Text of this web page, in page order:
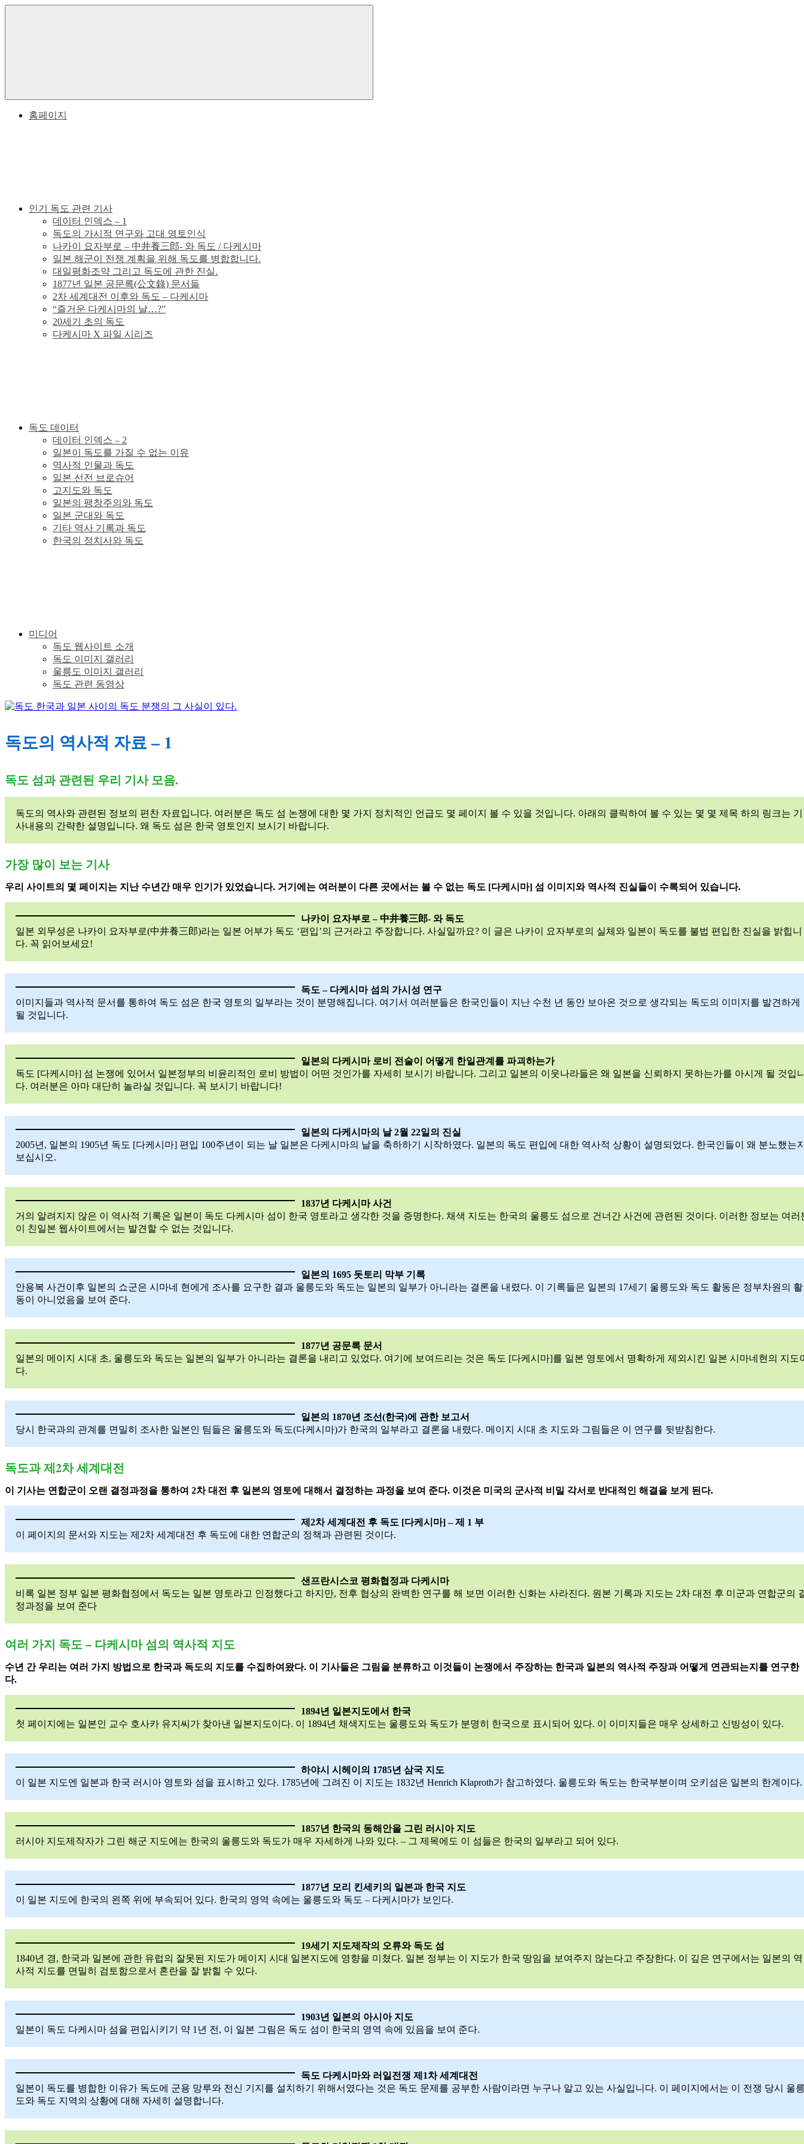
Skip
국
본
Menu
홈페이지
인기 독도 관련 기사
데이터 인덱스 – 1
독도의 가시적 연구와 고대 영토인식
나카이 요자부로 – 中井養三郎- 와 독도 / 다케시마
일본 해군이 전쟁 계획을 위해 독도를 병합합니다.
대일평화조약 그리고 독도에 관한 진실.
1877년 일본 공문록(公文錄) 문서들
2차 세계대전 이후와 독도 – 다케시마
“즐거운 다케시마의 날…?”
20세기 초의 독도
다케시마 X 파일 시리즈
독도 데이터
데이터 인덱스 – 2
일본이 독도를 가질 수 없는 이유
역사적 인물과 독도
일본 선전 브로슈어
고지도와 독도
일본의 팽창주의와 독도
일본 군대와 독도
기타 역사 기록과 독도
한국의 정치사와 독도
미디어
독도 웹사이트 소개
독도 이미지 갤러리
울릉도 이미지 갤러리
독도 관련 동영상
독도의 역사적 자료 – 1
독도 섬과 관련된 우리 기사 모음.
독도의 역사와 관련된 정보의 편찬 자료입니다. 여러분은 독도 섬 논쟁에 대한 몇 가지 정치적인 언급도 몇 페이지 볼 수 있을 것입니다. 아래의 클릭하여 볼 수 있는 몇 몇 제목 하의 링크는 기
사내용의 간략한 설명입니다. 왜 독도 섬은 한국 영토인지 보시기 바랍니다.
가장 많이 보는 기사
우리 사이트의 몇 페이지는 지난 수년간 매우 인기가 있었습니다. 거기에는 여러분이 다른 곳에서는 볼 수 없는 독도 [다케시마] 섬 이미지와 역사적 진실들이 수록되어 있습니다.
나카이 요자부로 – 中井養三郎- 와 독도
일본 외무성은 나카이 요자부로(中井養三郎)라는 일본 어부가 독도 ‘편입’의 근거라고 주장합니다. 사실일까요? 이 글은 나카이 요자부로의 실체와 일본이 독도를 불법 편입한 진실을 밝힙니
다. 꼭 읽어보세요!
독도 – 다케시마 섬의 가시성 연구
이미지들과 역사적 문서를 통하여 독도 섬은 한국 영토의 일부라는 것이 분명해집니다. 여기서 여러분들은 한국인들이 지난 수천 년 동안 보아온 것으로 생각되는 독도의 이미지를 발견하게
될 것입니다.
일본의 다케시마 로비 전술이 어떻게 한일관계를 파괴하는가
독도 [다케시마] 섬 논쟁에 있어서 일본정부의 비윤리적인 로비 방법이 어떤 것인가를 자세히 보시기 바랍니다. 그리고 일본의 이웃나라들은 왜 일본을 신뢰하지 못하는가를 아시게 될 것입
다. 여러분은 아마 대단히 놀라실 것입니다. 꼭 보시기 바랍니다!
일본의 다케시마의 날 2월 22일의 진실
2005년, 일본의 1905년 독도 [다케시마] 편입 100주년이 되는 날 일본은 다케시마의 날을 축하하기 시작하였다. 일본의 독도 편입에 대한 역사적 상황이 설명되었다. 한국인들이 왜 분노했는
보십시오.
1837년 다케시마 사건
거의 알려지지 않은 이 역사적 기록은 일본이 독도 다케시마 섬이 한국 영토라고 생각한 것을 증명한다. 채색 지도는 한국의 울릉도 섬으로 건너간 사건에 관련된 것이다. 이러한 정보는 여러
이 친일본 웹사이트에서는 발견할 수 없는 것입니다.
일본의 1695 돗토리 막부 기록
안용복 사건이후 일본의 쇼군은 시마네 현에게 조사를 요구한 결과 울릉도와 독도는 일본의 일부가 아니라는 결론을 내렸다. 이 기록들은 일본의 17세기 울릉도와 독도 활동은 정부차원의 활
동이 아니었음을 보여 준다.
1877년 공문록 문서
일본의 메이지 시대 초, 울릉도와 독도는 일본의 일부가 아니라는 결론을 내리고 있었다. 여기에 보여드리는 것은 독도 [다케시마]를 일본 영토에서 명확하게 제외시킨 일본 시마네현의 지도
다.
일본의 1870년 조선(한국)에 관한 보고서
당시 한국과의 관계를 면밀히 조사한 일본인 팀들은 울릉도와 독도(다케시마)가 한국의 일부라고 결론을 내렸다. 메이지 시대 초 지도와 그림들은 이 연구를 뒷받침한다.
독도과 제2차 세계대전
이 기사는 연합군이 오랜 결정과정을 통하여 2차 대전 후 일본의 영토에 대해서 결정하는 과정을 보여 준다. 이것은 미국의 군사적 비밀 각서로 반대적인 해결을 보게 된다.
제2차 세계대전 후 독도 [다케시마] – 제 1 부
이 페이지의 문서와 지도는 제2차 세계대전 후 독도에 대한 연합군의 정책과 관련된 것이다.
샌프란시스코 평화협정과 다케시마
비록 일본 정부 일본 평화협정에서 독도는 일본 영토라고 인정했다고 하지만, 전후 협상의 완벽한 연구를 해 보면 이러한 신화는 사라진다. 원본 기록과 지도는 2차 대전 후 미군과 연합군의
정과정을 보여 준다
여러 가지 독도 – 다케시마 섬의 역사적 지도
수년 간 우리는 여러 가지 방법으로 한국과 독도의 지도를 수집하여왔다. 이 기사들은 그림을 분류하고 이것들이 논쟁에서 주장하는 한국과 일본의 역사적 주장과 어떻게 연관되는지를 연구한
다.
1894년 일본지도에서 한국
첫 페이지에는 일본인 교수 호사카 유지씨가 찾아낸 일본지도이다. 이 1894년 채색지도는 울릉도와 독도가 분명히 한국으로 표시되어 있다. 이 이미지들은 매우 상세하고 신빙성이 있다.
하야시 시헤이의 1785년 삼국 지도
이 일본 지도엔 일본과 한국 러시아 영토와 섬을 표시하고 있다. 1785년에 그려진 이 지도는 1832년 Henrich Klaproth가 참고하였다. 울릉도와 독도는 한국부분이며 오키섬은 일본의 한계이다.
1857년 한국의 동해안을 그린 러시아 지도
러시아 지도제작자가 그린 해군 지도에는 한국의 울릉도와 독도가 매우 자세하게 나와 있다. – 그 제목에도 이 섬들은 한국의 일부라고 되어 있다.
1877년 모리 킨세키의 일본과 한국 지도
이 일본 지도에 한국의 왼쪽 위에 부속되어 있다. 한국의 영역 속에는 울릉도와 독도 – 다케시마가 보인다.
19세기 지도제작의 오류와 독도 섬
1840년 경, 한국과 일본에 관한 유럽의 잘못된 지도가 메이지 시대 일본지도에 영향을 미쳤다. 일본 정부는 이 지도가 한국 땅임을 보여주지 않는다고 주장한다. 이 깊은 연구에서는 일본의 역
사적 지도를 면밀히 검토함으로서 혼란을 잘 밝힐 수 있다.
1903년 일본의 아시아 지도
일본이 독도 다케시마 섬을 편입시키기 약 1년 전, 이 일본 그림은 독도 섬이 한국의 영역 속에 있음을 보여 준다.
독도 다케시마와 러일전쟁 제1차 세계대전
일본이 독도를 병합한 이유가 독도에 군용 망루와 전신 기지를 설치하기 위해서였다는 것은 독도 문제를 공부한 사람이라면 누구나 알고 있는 사실입니다. 이 페이지에서는 이 전쟁 당시 울
도와 독도 지역의 상황에 대해 자세히 설명합니다.